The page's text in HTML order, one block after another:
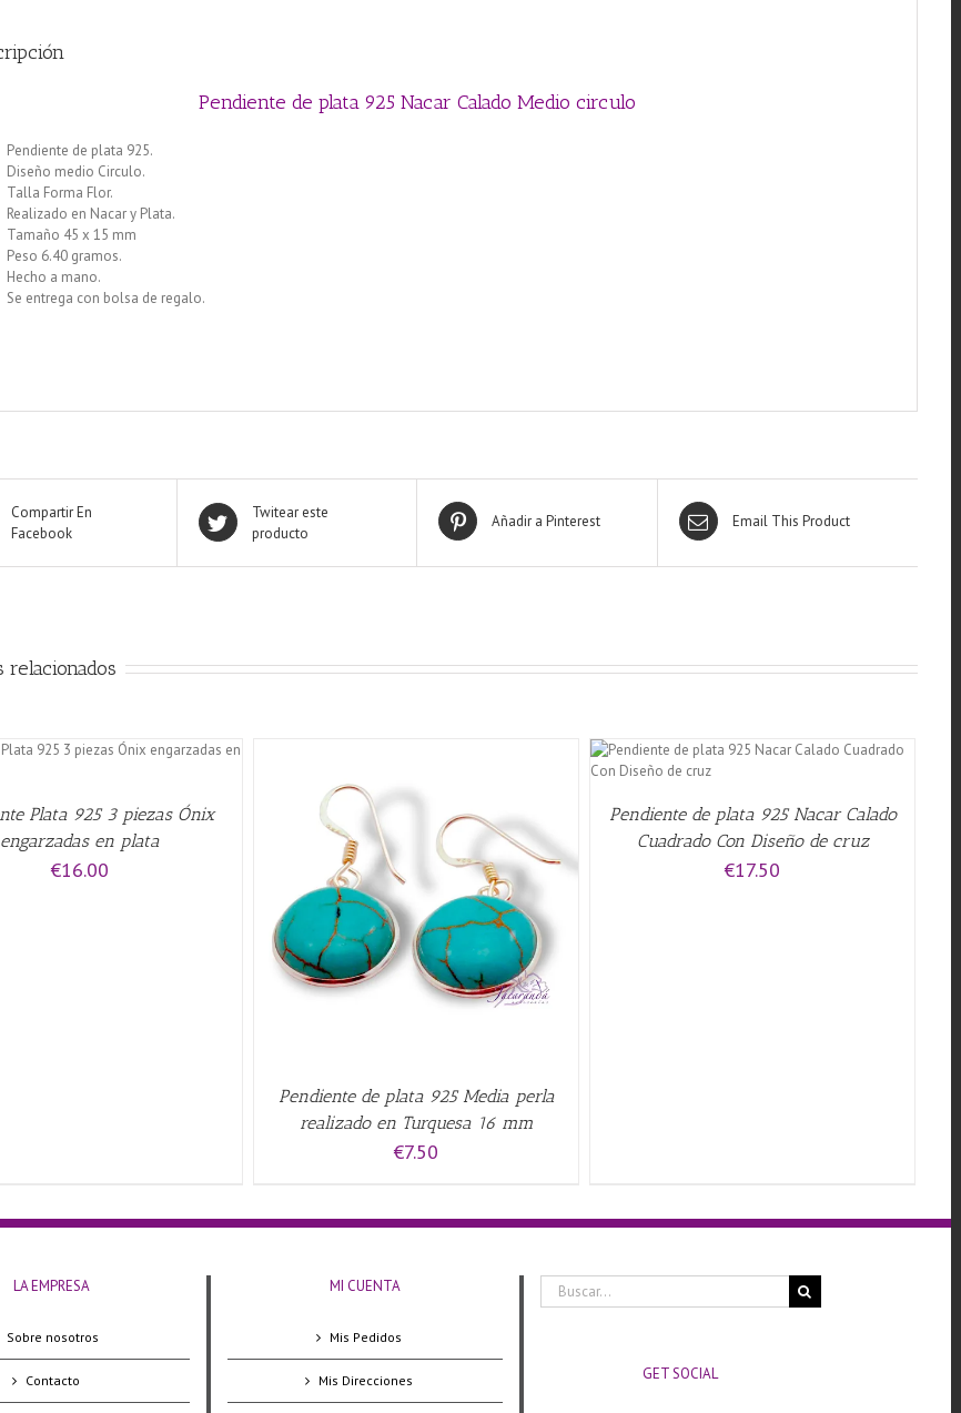
Pendiente de plata 925 Nacar Calado Medio circulo
Pendiente de plata 925.
Diseño medio Circulo.
Talla Forma Flor.
Realizado en Nacar y Plata.
Tamaño 45 x 15 mm
Peso 6.40 gramos.
Hecho a mano.
Se entrega con bolsa de regalo.
Compartir En
Facebook
Twitear este
producto
Añadir a Pinterest Email This Product
relacionados
Plata 925 3 piezas Ónix
engarzadas en plata
€16.00
Pendiente de plata 925 Media perla
realizado en Turquesa 16 mm
€7.50
Pendiente de plata 925 Nacar Calado
Cuadrado Con Diseño de cruz
€17.50
LA EMPRESA
Sobre nosotros
Contacto
MI CUENTA
Mis Pedidos
Mis Direcciones
Buscar:
GET SOCIAL